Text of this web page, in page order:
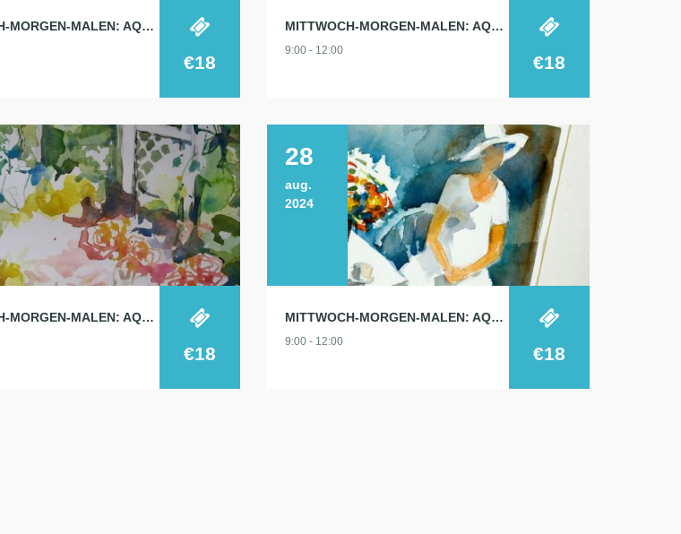
MITTWOCH-MORGEN-MALEN: AQUARELL 30.4.
€18
MITTWOCH-MORGEN-MALEN: AQUARELL 18.6.
9:00 - 12:00
€18
MITTWOCH-MORGEN-MALEN: AQUARELL 2.7.
€18
28
aug.
2024
MITTWOCH-MORGEN-MALEN: AQUARELL 28.8.
9:00 - 12:00
€18